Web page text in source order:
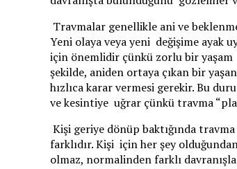
Travmalar genellikle ani ve
Yeni olaya veya yeni değişime ayak
için önemlidir çünkü zorlu bir yaşam
şekilde, aniden ortaya çıkan bir
hızlıca karar vermesi gerekir. Bu
ve kesintiye uğrar çünkü travma
Kişi geriye dönüp baktığında
farklıdır. Kişi için her şey
olmaz, normalinden farklı